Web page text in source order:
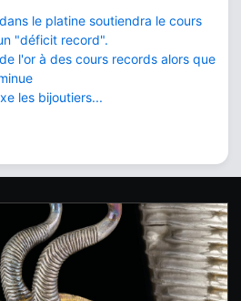
le platine soutiendra le cours
"déficit record".
l'or à des cours records alors que
les bijoutiers...